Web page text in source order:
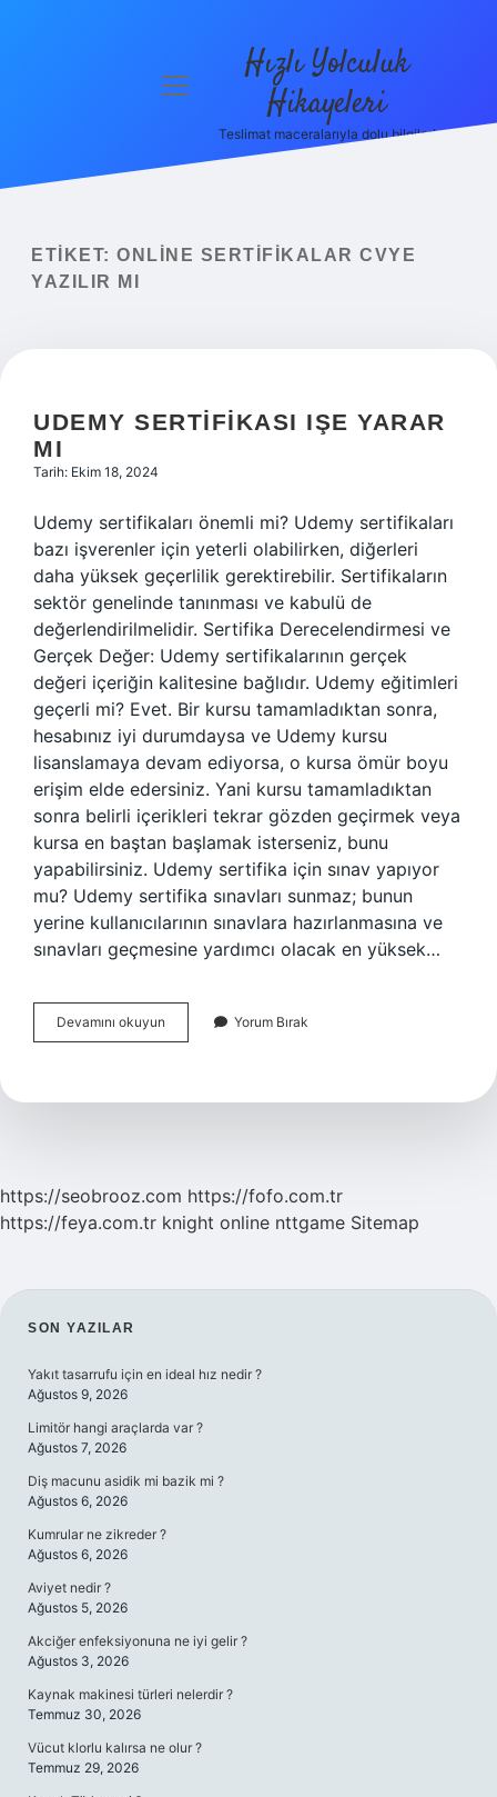
Yasal Uyarı
menüyü
Hızlı Yolculuk
Hikayeleri
Teslimat maceralarıyla dolu bilgiler!
ETIKET: ONLINE SERTIFIKALAR CVYE
YAZILIR MI
UDEMY SERTIFIKASI IŞE YARAR
MI
Tarih: Ekim 18, 2024
Udemy sertifikaları önemli mi? Udemy sertifikaları
bazı işverenler için yeterli olabilirken, diğerleri
daha yüksek geçerlilik gerektirebilir. Sertifikaların
sektör genelinde tanınması ve kabulü de
değerlendirilmelidir. Sertifika Derecelendirmesi ve
Gerçek Değer: Udemy sertifikalarının gerçek
değeri içeriğin kalitesine bağlıdır. Udemy eğitimleri
geçerli mi? Evet. Bir kursu tamamladıktan sonra,
hesabınız iyi durumdaysa ve Udemy kursu
lisanslamaya devam ediyorsa, o kursa ömür boyu
erişim elde edersiniz. Yani kursu tamamladıktan
sonra belirli içerikleri tekrar gözden geçirmek veya
kursa en baştan başlamak isterseniz, bunu
yapabilirsiniz. Udemy sertifika için sınav yapıyor
mu? Udemy sertifika sınavları sunmaz; bunun
yerine kullanıcılarının sınavlara hazırlanmasına ve
sınavları geçmesine yardımcı olacak en yüksek…
Devamını okuyun
Sertifikası
Mı
Yorum Bırak
https://seobrooz.com https://fofo.com.tr
https://feya.com.tr knight online nttgame Sitemap
SIDEBAR
SON YAZILAR
Yakıt tasarrufu için en ideal hız nedir ?
Ağustos 9, 2026
Limitör hangi araçlarda var ?
Ağustos 7, 2026
Diş macunu asidik mi bazik mi ?
Ağustos 6, 2026
Kumrular ne zikreder ?
Ağustos 6, 2026
Aviyet nedir ?
Ağustos 5, 2026
Akciğer enfeksiyonuna ne iyi gelir ?
Ağustos 3, 2026
Kaynak makinesi türleri nelerdir ?
Temmuz 30, 2026
Vücut klorlu kalırsa ne olur ?
Temmuz 29, 2026